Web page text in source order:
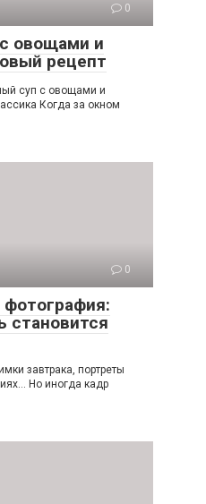
0
овощами и
рецепт
суп с овощами и
Когда за окном
0
становится
завтрака, портреты
Но иногда кадр